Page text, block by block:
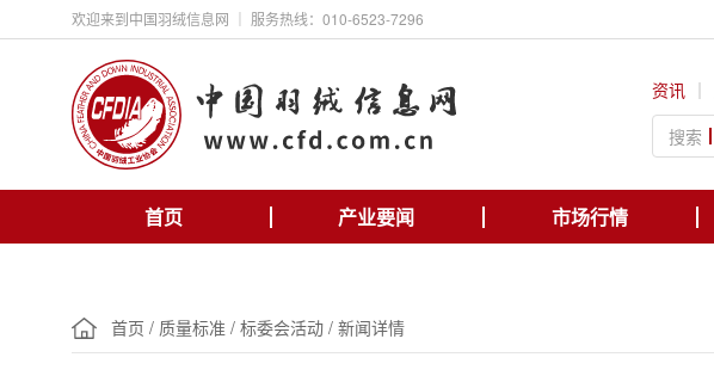
欢迎来到中国羽绒信息网 ｜ 服务热线：010-6523-7296
资讯 ｜
搜索
首页 产业要闻 市场行情
首页 / 质量标准 / 标委会活动 / 新闻详情